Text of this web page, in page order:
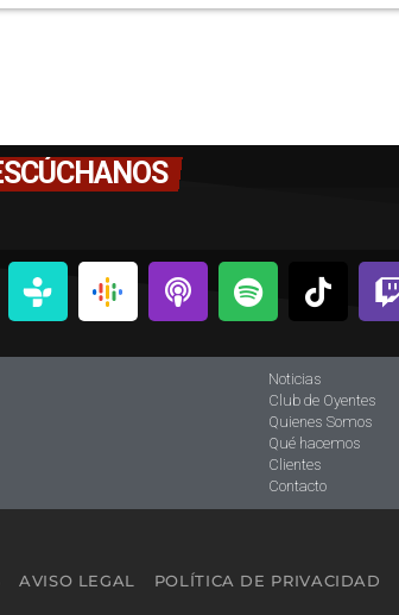
Noticias
Club de Oyentes
Quienes Somos
Qué hacemos
Clientes
Contacto
AVISO LEGAL POLÍTICA DE PRIVACIDAD